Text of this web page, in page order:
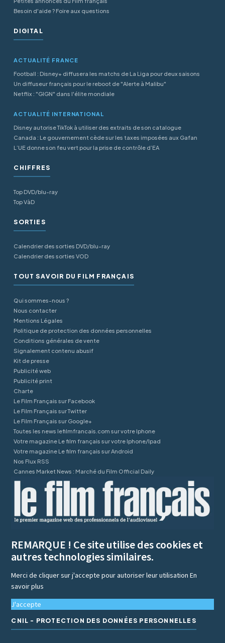
Besoin d'aide ? Foire aux questions
DIGITAL
ACTUALITÉ FRANCE
Football : Disney+ diffusera les matchs de La Liga pour deux saisons
Un diffuseur français pour le reboot de "Alerte à Malibu"
Netflix : "GIGN" dans l'élite mondiale
ACTUALITÉ INTERNATIONAL
Disney autorise TikTok à utiliser des extraits de son catalogue
Canada : Le gouvernement cède sur les taxes imposées aux Gafan
L’UE donne son feu vert pour la prise de contrôle d’EA
CHIFFRES
Top DVD/blu-ray
Top VàD
SORTIES
Calendrier des sorties DVD/blu-ray
Calendrier des sorties VOD
TOUT SAVOIR DU FILM FRANÇAIS
Qui sommes-nous ?
Nous contacter
Mentions Légales
Politique de protection des données personnelles
Conditions générales de vente
Signalement contenu abusif
Kit de presse
Publicité web
Publicité print
Charte
Le Film Français sur Facebook
Le Film Français sur Twitter
Le Film Français sur Google+
Toutes les news lefilmfrancais.com sur votre Iphone
Votre magazine Le film français sur votre Iphone/Ipad
Votre magazine Le film français sur Android
Nos Flux RSS
Cannes Market News : Marché du Film Official Daily
REMARQUE ! Ce site utilise des cookies et
autres technologies similaires.
Merci de cliquer sur j'accepte pour autoriser leur utilisationEn
savoir plus
J'accepte
CNIL - PROTECTION DES DONNÉES PERSONNELLES